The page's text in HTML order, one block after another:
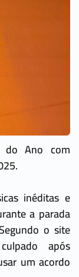
do Ano com
inéditas e
a parada
o site
após
um acordo